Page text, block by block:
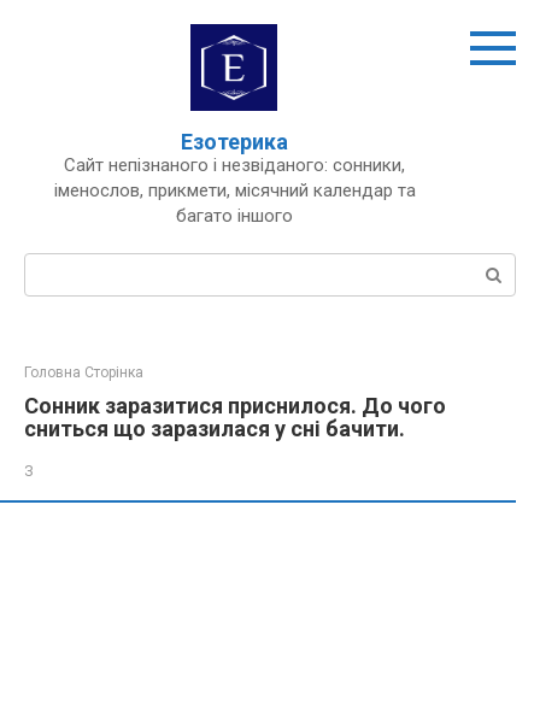
Езотерика
Сайт непізнаного і незвіданого: сонники,
іменослов, прикмети, місячний календар та
багато іншого
Пошук:
Головна Сторінка
Сонник заразитися приснилося. До чого
сниться що заразилася у сні бачити.
З